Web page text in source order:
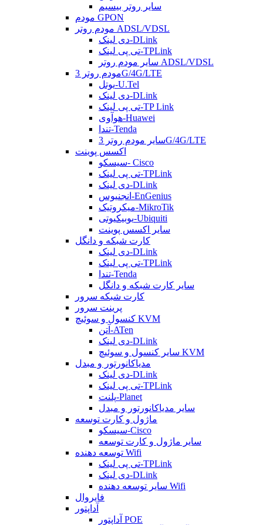
سایر روتر بیسیم
مودم GPON
مودم روتر ADSL/VDSL
دی لینک-DLink
تی پی لینک-TPLink
سایر مودم روتر ADSL/VDSL
مودم روتر 3G/4G/LTE
یوتل-U.Tel
دی لینک-DLink
تی پی لینک-TP Link
هوآوی-Huawei
تندا-Tenda
سایر مودم روتر 3G/4G/LTE
اکسس پوینت
سیسکو- Cisco
تی پی لینک-TPLink
دی لینک-DLink
انجنیوس-EnGenius
میکروتیک-MikroTik
یوبیکیوتی-Ubiquiti
سایر اکسس پوینت
کارت شبکه و دانگل
دی لینک-DLink
تی پی لینک-TPLink
تندا-Tenda
سایر کارت شبکه و دانگل
کارت شبکه سرور
پرینت سرور
کنسول و سوئیچ KVM
آتن-ATen
دی لینک-DLink
سایر کنسول و سوئیچ KVM
مدیاکانورتور و مبدل
دی لینک-DLink
تی پی لینک-TPLink
پلنت-Planet
سایر مدیاکانورتور و مبدل
ماژول و کارت توسعه
سیسکو-Cisco
سایر ماژول و کارت توسعه
توسعه دهنده Wifi
تی پی لینک-TPLink
دی لینک-DLink
سایر توسعه دهنده Wifi
فایروال
آداپتور
آداپتور POE